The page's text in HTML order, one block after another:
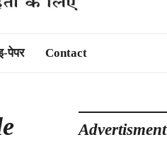
पेपर Contact
Advertisment